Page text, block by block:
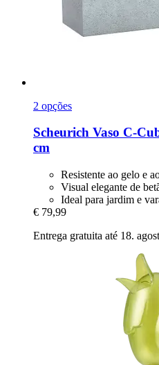
2 opções
Scheurich Vaso C-​
cm
Resistente ao gelo e
Visual elegante de
Ideal para jardim e
€ 79,99
Entrega gratuita até 18.